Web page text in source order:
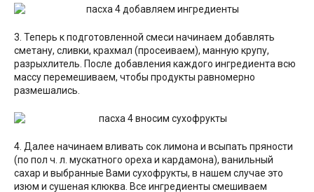
3. Теперь к подготовленной смеси начинаем добавлять
сметану, сливки, крахмал (просеиваем), манную крупу,
разрыхлитель. После добавления каждого ингредиента всю
массу перемешиваем, чтобы продукты равномерно
размешались.
4. Далее начинаем вливать сок лимона и всыпать пряности
(по пол ч. л. мускатного ореха и кардамона), ванильный
сахар и выбранные Вами сухофрукты, в нашем случае это
изюм и сушеная клюква. Все ингредиенты смешиваем